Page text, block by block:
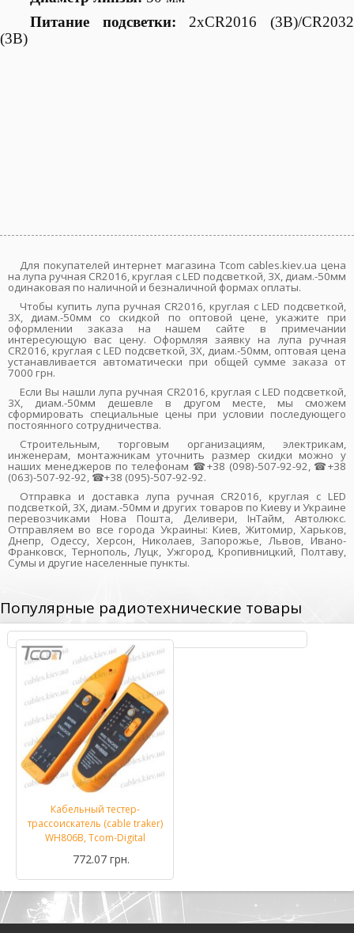
Питание подсветки: 2хCR2016 (3В)/CR2032
(3В)
Для покупателей интернет магазина Tcom cables.kiev.ua цена
на лупа ручная CR2016, круглая с LED подсветкой, 3X, диам.-50мм
одинаковая по наличной и безналичной формах оплаты.
Чтобы купить лупа ручная CR2016, круглая с LED подсветкой,
3X, диам.-50мм со скидкой по оптовой цене, укажите при
оформлении заказа на нашем сайте в примечании
интересующую вас цену. Оформляя заявку на лупа ручная
CR2016, круглая с LED подсветкой, 3X, диам.-50мм, оптовая цена
устанавливается автоматически при общей сумме заказа от
7000 грн.
Если Вы нашли лупа ручная CR2016, круглая с LED подсветкой,
3X, диам.-50мм дешевле в другом месте, мы сможем
сформировать специальные цены при условии последующего
постоянного сотрудничества.
Строительным, торговым организациям, электрикам,
инженерам, монтажникам уточнить размер скидки можно у
наших менеджеров по телефонам ☎+38 (098)-507-92-92, ☎+38
(063)-507-92-92, ☎+38 (095)-507-92-92.
Отправка и доставка лупа ручная CR2016, круглая с LED
подсветкой, 3X, диам.-50мм и других товаров по Киеву и Украине
перевозчиками Нова Пошта, Деливери, ІнТайм, Автолюкс.
Отправляем во все города Украины: Киев, Житомир, Харьков,
Днепр, Одессу, Херсон, Николаев, Запорожье, Львов, Ивано-
Франковск, Тернополь, Луцк, Ужгород, Кропивницкий, Полтаву,
Сумы и другие населенные пункты.
Популярные радиотехнические товары
Кабельный тестер-
трассоискатель (cable traker)
WH806B, Tcom-Digital
772.07 грн.